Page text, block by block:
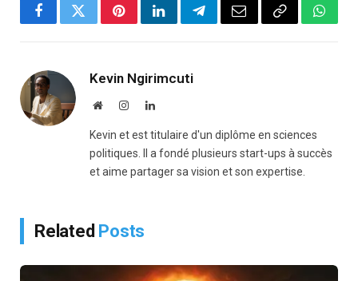
FacebookTwitterPinterestLinkedInTelegramEmail Copy
Kevin Ngirimcuti
WebsiteInstagramLinkedIn
Kevin et est titulaire d'un diplôme en sciences
politiques. Il a fondé plusieurs start-ups à succès
et aime partager sa vision et son expertise.
Related Posts